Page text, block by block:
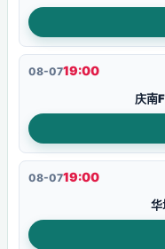
08-0719:00
庆南
08-0719:00
华